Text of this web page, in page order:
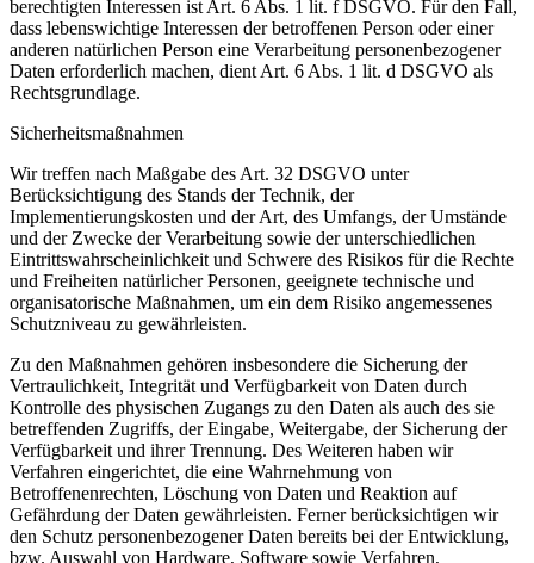
berechtigten Interessen ist Art. 6 Abs. 1 lit. f DSGVO. Für den Fall,
dass lebenswichtige Interessen der betroffenen Person oder einer
anderen natürlichen Person eine Verarbeitung personenbezogener
Daten erforderlich machen, dient Art. 6 Abs. 1 lit. d DSGVO als
Rechtsgrundlage.
Sicherheitsmaßnahmen
Wir treffen nach Maßgabe des Art. 32 DSGVO unter
Berücksichtigung des Stands der Technik, der
Implementierungskosten und der Art, des Umfangs, der Umstände
und der Zwecke der Verarbeitung sowie der unterschiedlichen
Eintrittswahrscheinlichkeit und Schwere des Risikos für die Rechte
und Freiheiten natürlicher Personen, geeignete technische und
organisatorische Maßnahmen, um ein dem Risiko angemessenes
Schutzniveau zu gewährleisten.
Zu den Maßnahmen gehören insbesondere die Sicherung der
Vertraulichkeit, Integrität und Verfügbarkeit von Daten durch
Kontrolle des physischen Zugangs zu den Daten als auch des sie
betreffenden Zugriffs, der Eingabe, Weitergabe, der Sicherung der
Verfügbarkeit und ihrer Trennung. Des Weiteren haben wir
Verfahren eingerichtet, die eine Wahrnehmung von
Betroffenenrechten, Löschung von Daten und Reaktion auf
Gefährdung der Daten gewährleisten. Ferner berücksichtigen wir
den Schutz personenbezogener Daten bereits bei der Entwicklung,
bzw. Auswahl von Hardware, Software sowie Verfahren,